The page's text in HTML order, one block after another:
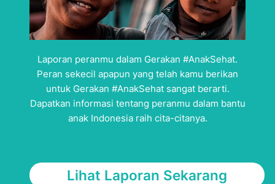
Laporan peranmu dalam Gerakan #AnakSehat.
Peran sekecil apapun yang telah kamu berikan
untuk Gerakan #AnakSehat sangat berarti.
Dapatkan informasi tentang peranmu dalam bantu
anak Indonesia raih cita-citanya.
Lihat Laporan Sekarang